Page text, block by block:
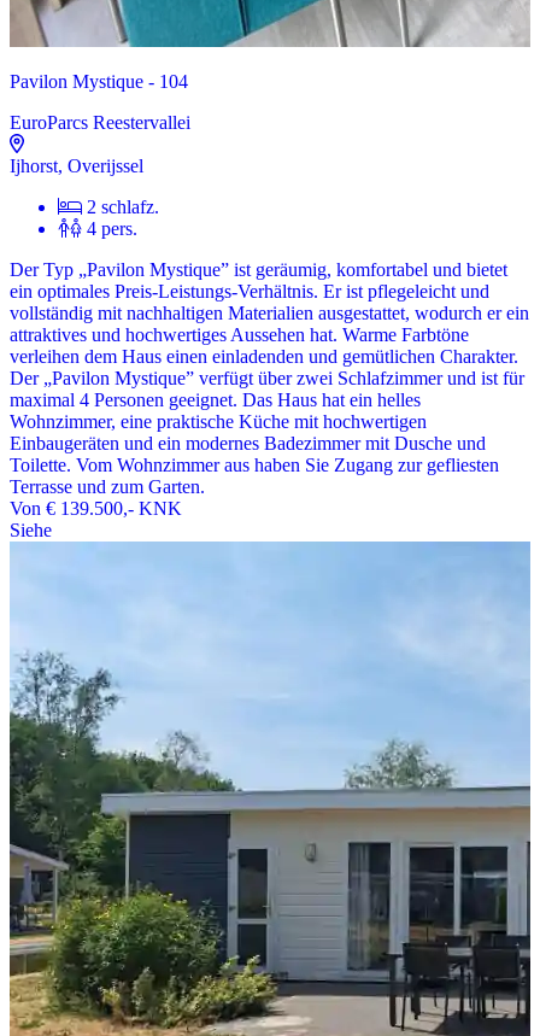
Pavilon Mystique - 104
EuroParcs Reestervallei
Ijhorst, Overijssel
2 schlafz.
4 pers.
Der Typ „Pavilon Mystique” ist geräumig, komfortabel und bietet
ein optimales Preis-Leistungs-Verhältnis. Er ist pflegeleicht und
vollständig mit nachhaltigen Materialien ausgestattet, wodurch er ein
attraktives und hochwertiges Aussehen hat. Warme Farbtöne
verleihen dem Haus einen einladenden und gemütlichen Charakter.
Der „Pavilon Mystique” verfügt über zwei Schlafzimmer und ist für
maximal 4 Personen geeignet. Das Haus hat ein helles
Wohnzimmer, eine praktische Küche mit hochwertigen
Einbaugeräten und ein modernes Badezimmer mit Dusche und
Toilette. Vom Wohnzimmer aus haben Sie Zugang zur gefliesten
Terrasse und zum Garten.
Von € 139.500,- KNK
Siehe